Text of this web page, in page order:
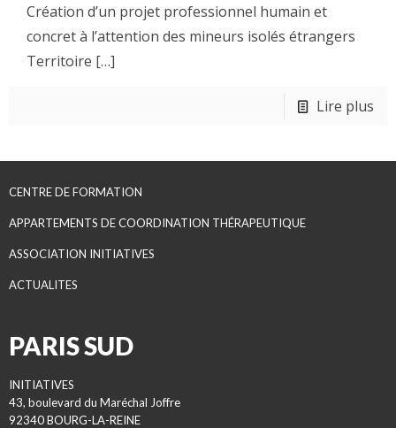
Création d’un projet professionnel humain et
concret à l’attention des mineurs isolés étrangers
Territoire […]
Lire plus
CENTRE DE FORMATION
APPARTEMENTS DE COORDINATION THÉRAPEUTIQUE
ASSOCIATION INITIATIVES
ACTUALITES
PARIS SUD
INITIATIVES
43, boulevard du Maréchal Joffre
92340 BOURG-LA-REINE